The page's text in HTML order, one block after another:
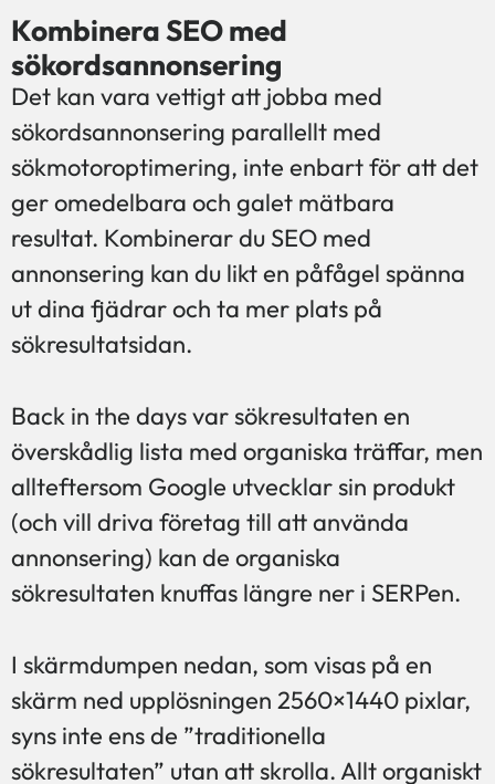
Kombinera SEO med
sökordsannonsering
Det kan vara vettigt att jobba med
sökordsannonsering parallellt med
sökmotoroptimering, inte enbart för att det
ger omedelbara och galet mätbara
resultat. Kombinerar du SEO med
annonsering kan du likt en påfågel spänna
ut dina fjädrar och ta mer plats på
sökresultatsidan.
Back in the days var sökresultaten en
överskådlig lista med organiska träffar, men
allteftersom Google utvecklar sin produkt
(och vill driva företag till att använda
annonsering) kan de organiska
sökresultaten knuffas längre ner i SERPen.
I skärmdumpen nedan, som visas på en
skärm ned upplösningen 2560×1440 pixlar,
syns inte ens de ”traditionella
sökresultaten” utan att skrolla. Allt organiskt